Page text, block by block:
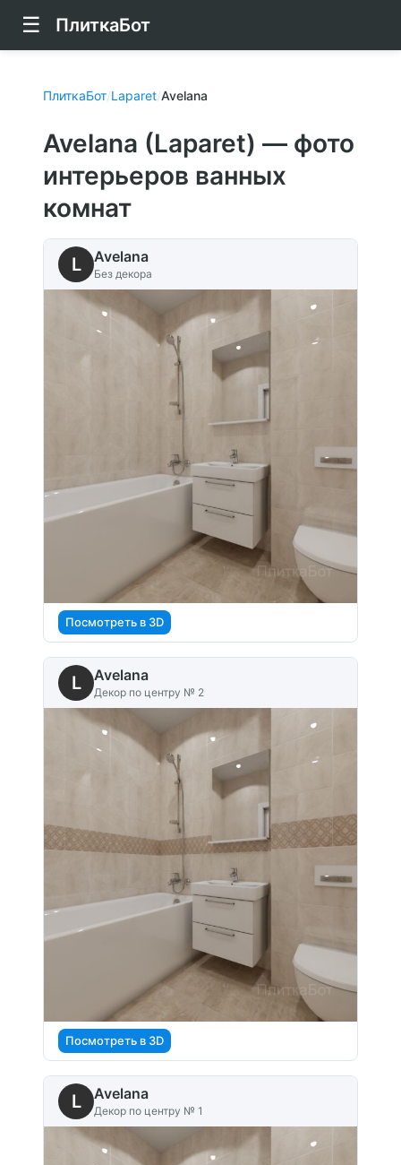
☰ ПлиткаБот
ПлиткаБот/Laparet/Avelana
Avelana (Laparet) — фото
интерьеров ванных
комнат
L Avelana
Без декора
Посмотреть в 3D
L Avelana
Декор по центру № 2
Посмотреть в 3D
L Avelana
Декор по центру № 1